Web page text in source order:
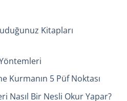
Kitapları
Kurmanın 5 Püf Noktası
Nasıl Bir Nesli Okur Yapar?